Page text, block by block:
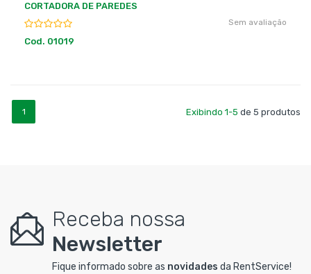
CORTADORA DE PAREDES
Sem avaliação
Cod. 01019
1 Exibindo 1-5 de 5 produtos
Receba nossa
Newsletter
Fique informado sobre as novidades da RentService!